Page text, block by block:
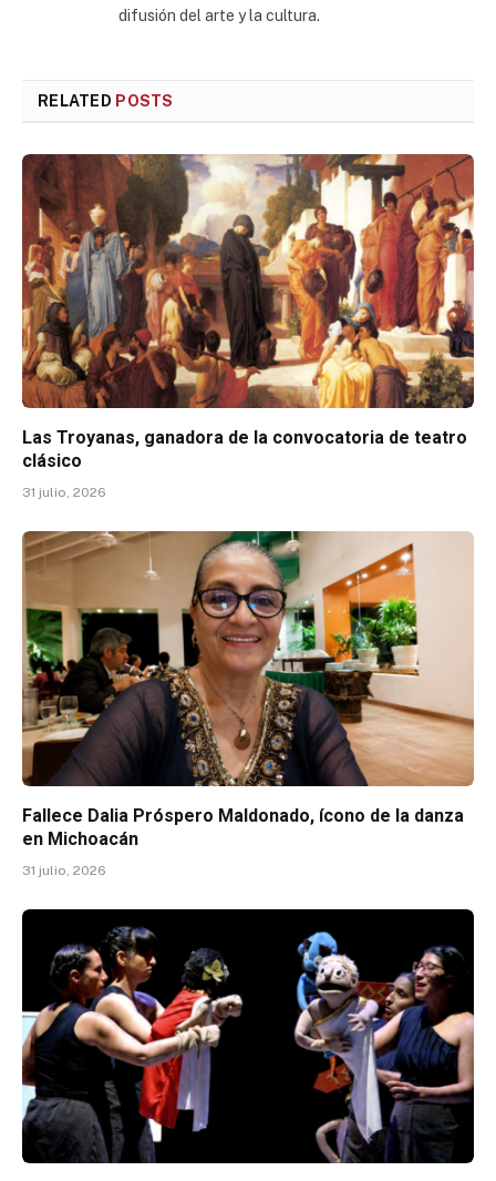
difusión del arte y la cultura.
RELATED POSTS
Las Troyanas, ganadora de la convocatoria de teatro
clásico
31 julio, 2026
Fallece Dalia Próspero Maldonado, ícono de la danza
en Michoacán
31 julio, 2026